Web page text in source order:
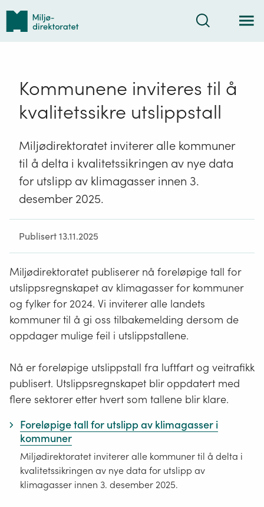
Tilbake
forsiden
Søk
Kommunene inviteres til å
kvalitetssikre utslippstall
Miljødirektoratet inviterer alle kommuner
til å delta i kvalitetssikringen av nye data
for utslipp av klimagasser innen 3.
desember 2025.
Publisert 13.11.2025
Miljødirektoratet publiserer nå foreløpige tall for
utslippsregnskapet av klimagasser for kommuner
og fylker for 2024. Vi inviterer alle landets
kommuner til å gi oss tilbakemelding dersom de
oppdager mulige feil i utslippstallene.
Nå er foreløpige utslippstall fra luftfart og veitrafikk
publisert. Utslippsregnskapet blir oppdatert med
flere sektorer etter hvert som tallene blir klare.
Foreløpige tall for utslipp av klimagasser i
kommuner
Miljødirektoratet inviterer alle kommuner til å delta i
kvalitetssikringen av nye data for utslipp av
klimagasser innen 3. desember 2025.